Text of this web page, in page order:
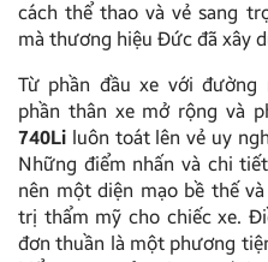
cách thể thao và vẻ sang
mà thương hiệu Đức đã xây
Từ phần đầu xe với
phần thân xe mở rộng và
740Li luôn toát lên vẻ uy
Những điểm nhấn và chi
nên một diện mạo bề thế
trị thẩm mỹ cho chiếc xe.
đơn thuần là một phương